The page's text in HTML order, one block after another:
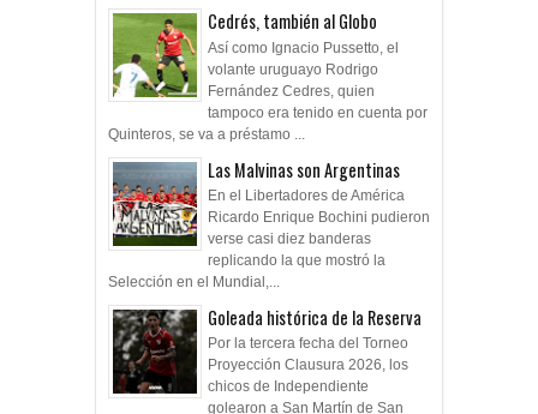
Cedrés, también al Globo
Así como Ignacio Pussetto, el
volante uruguayo Rodrigo
Fernández Cedres, quien
tampoco era tenido en cuenta por
Quinteros, se va a préstamo ...
Las Malvinas son Argentinas
En el Libertadores de América
Ricardo Enrique Bochini pudieron
verse casi diez banderas
replicando la que mostró la
Selección en el Mundial,...
Goleada histórica de la Reserva
Por la tercera fecha del Torneo
Proyección Clausura 2026, los
chicos de Independiente
golearon a San Martín de San